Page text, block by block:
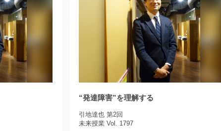
“発達障害”を理解する
引地達也 第2回
未来授業 Vol. 1797